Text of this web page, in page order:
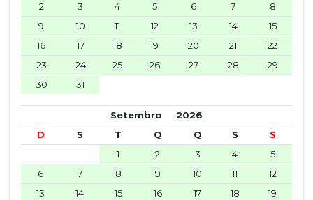
2
3 4 5 6 7
8
9
10 11 12 13 14
15
16
17 18 19 20 21
22
23
24 25 26 27 28
29
30
31
Setembro 2026
D
S T Q Q S
S
1
2 3 4
5
6
7 8 9 10 11
12
13
14 15 16 17 18
19